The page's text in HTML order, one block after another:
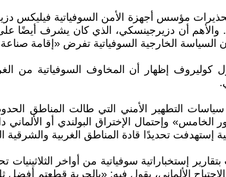
والأهم أن دزيرجينسكي، الذي كان يشرف أيضًا
السياسة الخارجية السوفياتية تفرض «إقامة
كوليروف إظهار أن المخاوف السوفياتية
الخامس» وإحتمال الإختراق البولندي أو
إستهدفت تحديدًا قادة المناطق الغربية
إستخباراتية سوفياتية من أواخر